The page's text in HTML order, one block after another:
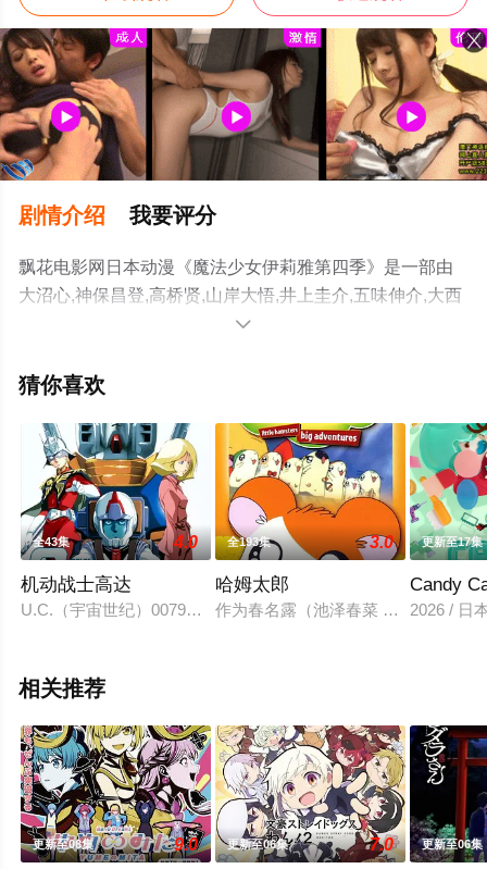
剧情介绍 我要评分
飘花电影网日本动漫《魔法少女伊莉雅第四季》是一部由
大沼心,神保昌登,高桥贤,山岸大悟,井上圭介,五味伸介,大西
景介,丸山由太,神谷智大,伊部勇志导演执导，门胁舞以,名
绫,杉山纪彰,花江夏树,小西克幸,中田让治,福圆美里,钉宫理
漫，大结局剧情已揭晓（全12集），手机免费观看高清未
删减完整版动漫全集就上飘花影院，更多相关信息可移步
至豆瓣动漫、电视猫或剧情网等平台了解。

猜你喜欢
全43集 4.0
机动战士高达
U.C.（宇宙世纪）0079年，人类向宇宙发展并建立了多个巨大
全193集 3.0
哈姆太郎
作为春名露（池泽春菜 配音）的宠
更新至17集
Candy
2026 / 日
相关推荐
更新至08集 9.0 更新至06集 7.0 更新至06集